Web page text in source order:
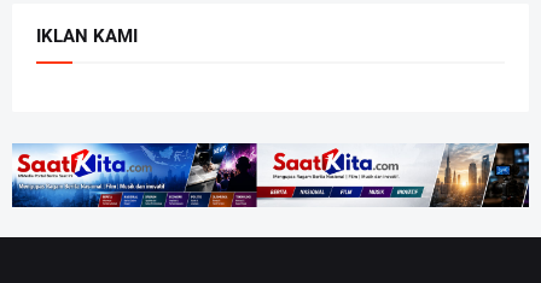
IKLAN KAMI